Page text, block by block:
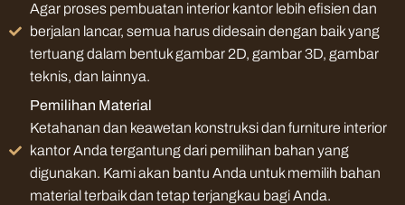
Agar proses pembuatan interior kantor lebih efisien dan
berjalan lancar, semua harus didesain dengan baik yang
tertuang dalam bentuk gambar 2D, gambar 3D, gambar
teknis, dan lainnya.
Pemilihan Material
Ketahanan dan keawetan konstruksi dan furniture interior
kantor Anda tergantung dari pemilihan bahan yang
digunakan. Kami akan bantu Anda untuk memilih bahan
material terbaik dan tetap terjangkau bagi Anda.